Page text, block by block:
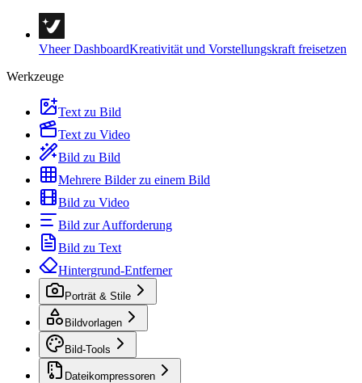
Vheer DashboardKreativität und Vorstellungskraft freisetzen
Werkzeuge
Text zu Bild
Text zu Video
Bild zu Bild
Mehrere Bilder zu einem Bild
Bild zu Video
Bild zur Aufforderung
Bild zu Text
Hintergrund-Entferner
Porträt & Stile
Bildvorlagen
Bild-Tools
Dateikompressoren